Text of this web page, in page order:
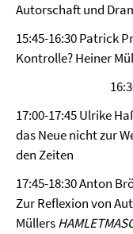
Autorschaft und
15:45-16:30 Patrick
Kontrolle? Heiner
17:00-17:45 Ulrike
das Neue nicht zur
den Zeiten
17:45-18:30 Anton
Zur Reflexion von
Müllers